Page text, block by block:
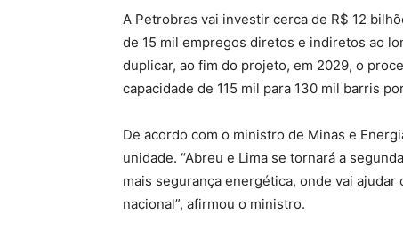
A Petrobras vai investir cerca de R$ 12
de 15 mil empregos diretos e indiretos ao
duplicar, ao fim do projeto, em 2029, o
capacidade de 115 mil para 130 mil barris
De acordo com o ministro de Minas e
unidade. “Abreu e Lima se tornará a
mais segurança energética, onde vai
nacional”, afirmou o ministro.